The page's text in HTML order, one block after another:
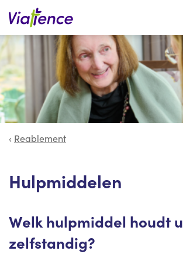
Zoeken
Reablement
Hulpmiddelen
Welk hulpmiddel houdt u
zelfstandig?